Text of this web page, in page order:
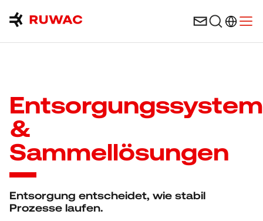
&
Sammellösungen
Entsorgung entscheidet, wie stabil
Prozesse laufen.